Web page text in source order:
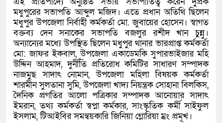
মধুপুরের সভাপতি আব্দুল মজিদ। এতে প্রধান অতিথি ছিলেন
মধুপুর উপজেলা নির্বাহী কর্মকর্তা মো. জুবায়ের হোসেন। স্বাগত
বক্তব্য দেন সনাকের সভাপতি বজলুর রশীদ খান চুন্নু।
অন্যান্যের মধ্যে উপস্থিত ছিলেন মধুপুর থানার ভারপ্রাপ্ত কর্মকর্তা
মো: জাফর ইকবাল, উপজেলা একাডেমকি সুপারভাইজার মহি
উদ্দিন আহমাদ, দুর্নীতি প্রতিরোধ কমিটির সাধারণ সম্পাদক
নাজমুছ সাদাৎ নোমান, উপজেলা মহিলা বিষয়ক কর্মকর্তা
শারমীন সুলতানা সুমি, উপজেলা খাদ্য নিয়ন্ত্রক সোহানা বিলকিস,
দৈনিক প্রগতির আলো পত্রিকার সম্পাদক আনোয়ার সাদাৎ
ইমরান, তথ্য কর্মকর্তা স্বপ্না কর্মকার, সাংস্কৃতিক কর্মী সাইফুল
ইসলাম, টিআইবির সমন্বয়কারি জিনিয়া গ্লোরিয়া ম্রং প্রমূখ।